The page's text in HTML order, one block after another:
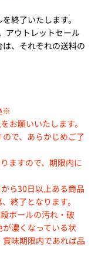
終了いたします。
アウトレットセール
、それぞれの送料の
※
お願いいたします。
で、あらかじめご了
ますので、期限内に
ら30日以上ある商品
終了となります。
ボールの汚れ・破
濃くなっている状
味期限内であれば品